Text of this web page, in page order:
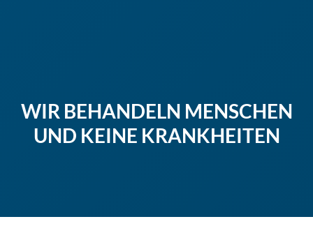
WIR BEHANDELN MENSCHEN
UND KEINE KRANKHEITEN